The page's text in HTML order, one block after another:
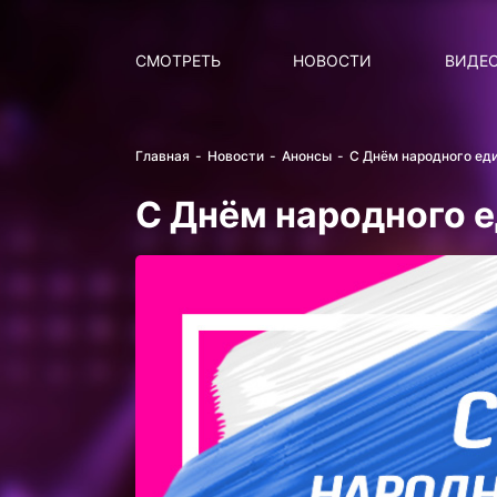
СМОТРЕТЬ НОВОСТИ
Главная Новости Анонсы С Днём народного
С Днём народного